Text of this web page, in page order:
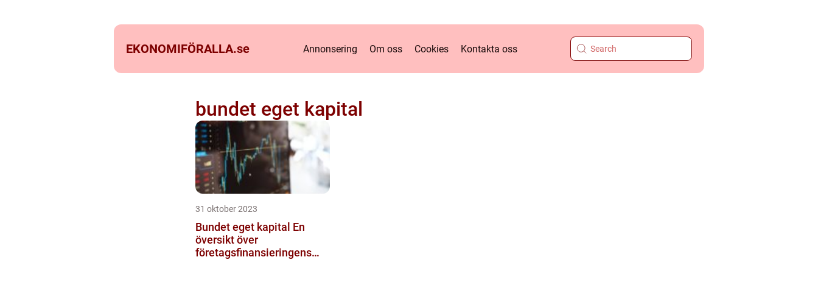
EKONOMIFÖRALLA.se Annonsering Om oss Cookies Kontakta oss
bundet eget kapital
31 oktober 2023
Bundet eget kapital En
översikt över
företagsfinansieringens